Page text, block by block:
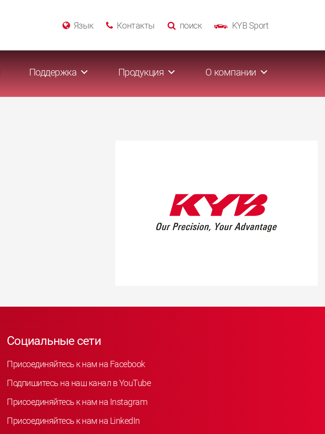
KYB Sport
поиск
Контакты
Язык
Поддержка Продукция О компании
Социальные сети
Присоединяйтесь к нам на Facebook
Подпишитесь на наш канал в YouTube
Присоединяйтесь к нам на Instagram
Присоединяйтесь к нам на LinkedIn